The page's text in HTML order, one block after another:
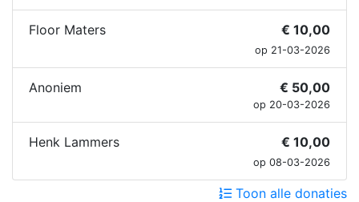
Floor Maters € 10,00
op 21-03-2026
Anoniem € 50,00
op 20-03-2026
Henk Lammers € 10,00
op 08-03-2026
Toon alle donaties